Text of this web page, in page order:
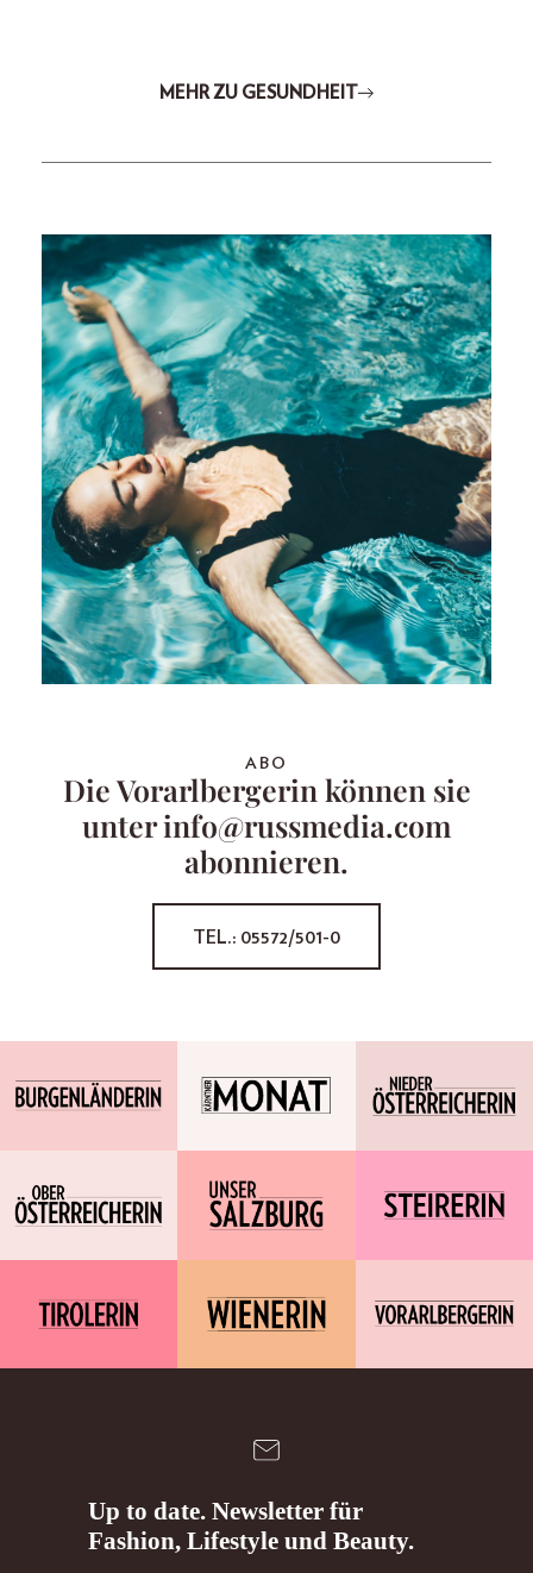
MEHR ZU GESUNDHEIT
ABO
Die Vorarlbergerin können sie
unter info@russmedia.com
abonnieren.
TEL.: 05572/501-0